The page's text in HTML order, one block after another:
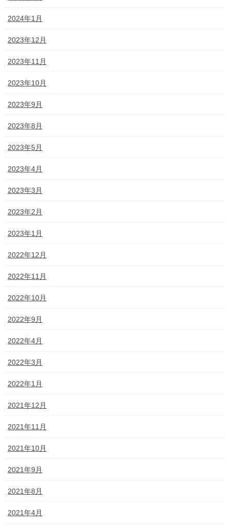
2024年1月
2023年12月
2023年11月
2023年10月
2023年9月
2023年8月
2023年5月
2023年4月
2023年3月
2023年2月
2023年1月
2022年12月
2022年11月
2022年10月
2022年9月
2022年4月
2022年3月
2022年1月
2021年12月
2021年11月
2021年10月
2021年9月
2021年8月
2021年4月